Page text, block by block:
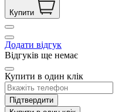
Купити
Додати відгук
Відгуків ще немає
Купити в один клік
Підтвердити